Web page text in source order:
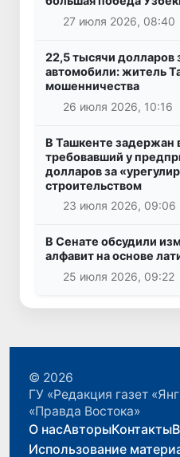
27 июля 2026, 08:40
22,5 тысячи
автомобили: житель
мошенничества
26 июля 2026, 10:16
В Ташкенте задержан
требовавший у
долларов за
строительством
23 июля 2026, 09:06
В Сенате обсудили
алфавит на основе
25 июля 2026, 09:22
© 2026
ГУ «Редакция газет
«Правда Востока»
О насАвторыКонтакты
Использование